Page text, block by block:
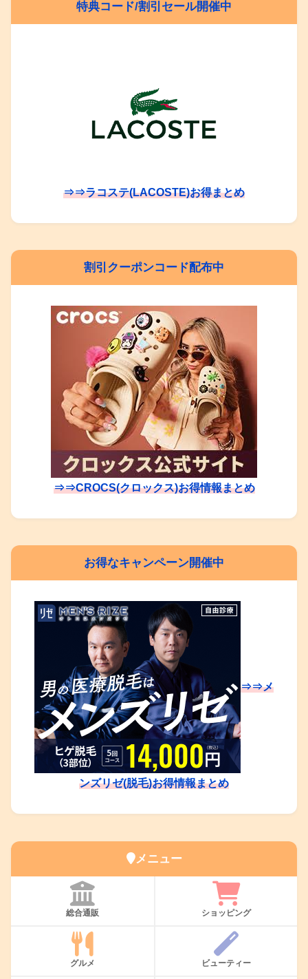
特典コード/割引セール開催中
⇒⇒ラコステ(LACOSTE)お得まとめ
割引クーポンコード配布中
⇒⇒CROCS(クロックス)お得情報まとめ
お得なキャンペーン開催中
⇒⇒メ
ンズリゼ(脱毛)お得情報まとめ
メニュー
総合通販 ショッピング
グルメ ビューティー